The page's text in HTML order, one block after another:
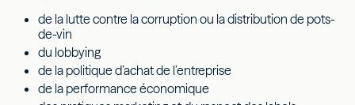
de la lutte contre la corruption ou la distribution de pots-
de-vin
du lobbying
de la politique d’achat de l’entreprise
de la performance économique